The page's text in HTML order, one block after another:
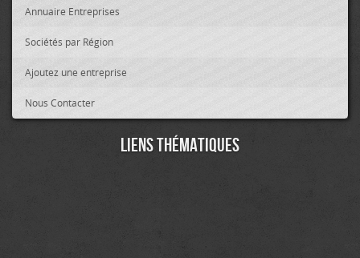
Annuaire Entreprises
Sociétés par Région
Ajoutez une entreprise
Nous Contacter
Liens thématiques